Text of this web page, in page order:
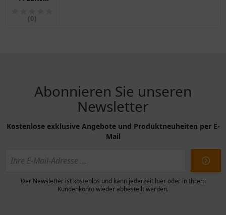
Motorräder
(0)
Abonnieren Sie unseren
Newsletter
Kostenlose exklusive Angebote und Produktneuheiten per E-
Mail
Der Newsletter ist kostenlos und kann jederzeit hier oder in Ihrem
Kundenkonto wieder abbestellt werden.